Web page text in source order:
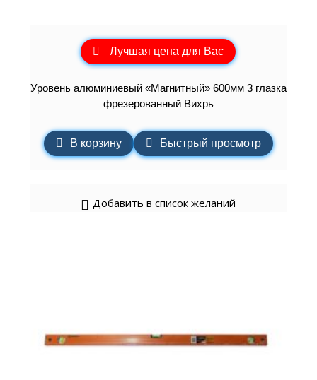
Лучшая цена для Вас
Уровень алюминиевый «Магнитный» 600мм 3 глазка
фрезерованный Вихрь
В корзину Быстрый просмотр
Добавить в список желаний